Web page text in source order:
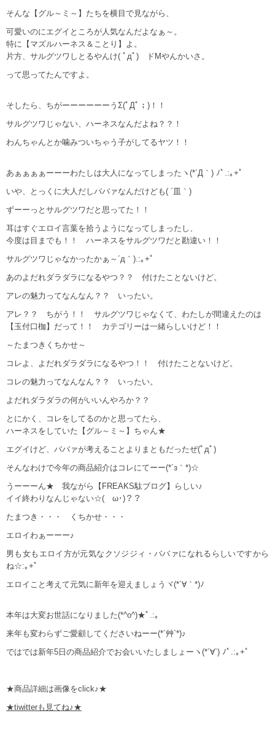
そんな【グル～ミ～】たちを横目で見ながら、
可愛いのにエグイところが人気なんだよなぁ～。
特に【マズルハーネス＆ことり】よ。
片方、サルグツワしとるやんけ( ﾟдﾟ) ドMやんかいさ。
って思ってたんですよ。
そしたら、ちがーーーーーーうΣ(ﾟДﾟ；)！！
サルグツワじゃない、ハーネスなんだよね？？！
わんちゃんとか噛みついちゃう子がしてるヤツ！！
あぁぁぁぁーーーわたしは大人になってしまったヽ(*´Д｀) ﾉﾟ.:｡+ﾟ
いや、とっくに大人だしババァなんだけども( ´皿｀)
ずーーっとサルグツワだと思ってた！！
耳はすぐエロイ言葉を拾うようになってしまったし、
今度は目までも！！ ハーネスをサルグツワだと勘違い！！
サルグツワじゃなかったかぁ～´д｀).:｡+ﾟ
あのよだれダラダラになるやつ？？ 付けたことないけど。
アレの魅力ってなんなん？？ いったい。
アレ？？ ちがう！！ サルグツワじゃなくて、わたしが間違えたのは
【玉付口枷】だって！！ カテゴリーは一緒らしいけど！！
～たまつきくちかせ～
コレよ、よだれダラダラになるやつ！！ 付けたことないけど。
コレの魅力ってなんなん？？ いったい。
よだれダラダラの何がいいんやろか？？
とにかく、コレをしてるのかと思ってたら、
ハーネスをしていた【グル～ミ～】ちゃん★
エグイけど、ババァが考えることよりまともだったぜ(ﾟдﾟ)
そんなわけで今年の商品紹介はコレにてーー(*´з｀*)☆
うーーーん★ 我ながら【FREAKS駄ブログ】らしい♪
イイ終わりなんじゃない☆(ゝω･)？？
たまつき・・・ くちかせ・・・
エロイわぁーーー♪
男も女もエロイ方が元気なクソジジィ・ババァになれるらしいですから
ね☆:｡+ﾟ
エロイこと考えて元気に新年を迎えましょうヾ(*´∀｀*)ﾉ
本年は大変お世話になりました(*^o^)★ﾟ.:｡
来年も変わらずご愛顧してくださいねーー(*´艸`*)♪
ではでは新年5日の商品紹介でお会いいたしましょーヽ(*´∀`) ﾉﾟ.:｡+ﾟ
★商品詳細は画像をclick♪★
★tiwitterも見てね♪★